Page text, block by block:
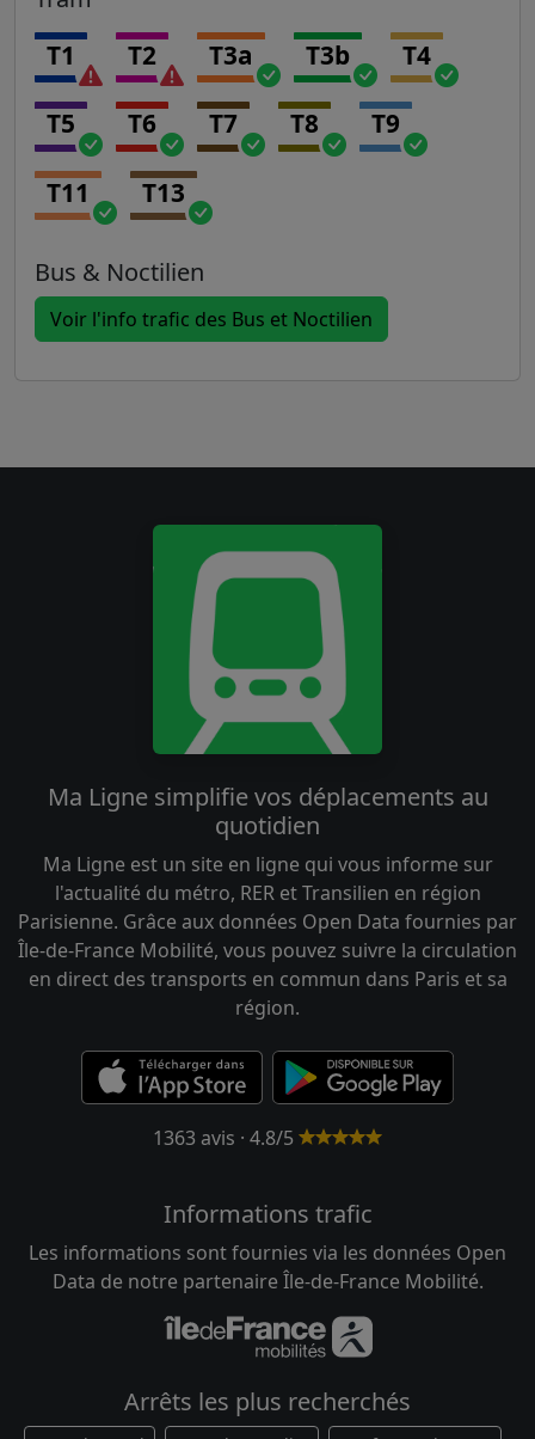
T1 T2 T3a T3b T4
T5 T6 T7 T8 T9
T11 T13
Bus & Noctilien
Voir l'info trafic des Bus et Noctilien
Ma Ligne simplifie vos déplacements au
quotidien
Ma Ligne est un site en ligne qui vous informe sur
l'actualité du métro, RER et Transilien en région
Parisienne. Grâce aux données Open Data fournies par
Île-de-France Mobilité, vous pouvez suivre la circulation
en direct des transports en commun dans Paris et sa
région.
1363 avis · 4.8/5
Informations trafic
Les informations sont fournies via les données Open
Data de notre partenaire Île-de-France Mobilité.
Arrêts les plus recherchés